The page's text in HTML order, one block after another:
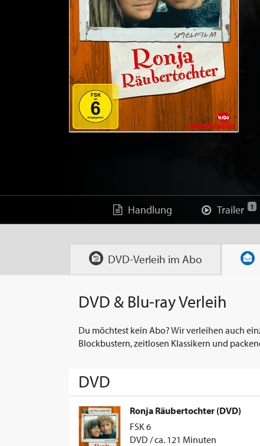
Handlung Trailer 1
DVD-Verleih im Abo
DVD & Blu-ray Verleih
Du möchtest kein Abo? Wir verleihen auch
Blockbustern, zeitlosen Klassikern und
DVD
Ronja Räubertochter (DVD)
FSK 6
DVD / ca. 121 Minuten